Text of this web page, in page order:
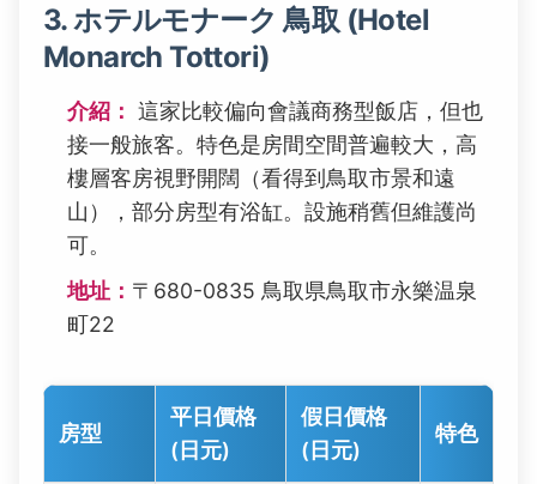
3. ホテルモナーク 鳥取 (Hotel
Monarch Tottori)
介紹： 這家比較偏向會議商務型飯店，但也
接一般旅客。特色是房間空間普遍較大，高
樓層客房視野開闊（看得到鳥取市景和遠
山），部分房型有浴缸。設施稍舊但維護尚
可。
地址： 〒680-0835 鳥取県鳥取市永樂温泉
町22
房型
平日價格
(日元)
假日價格
(日元)
特色